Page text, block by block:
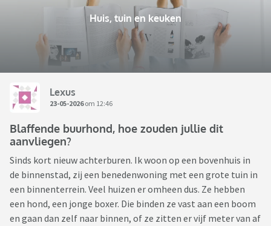
Huis, tuin en keuken
Lexus
23-05-2026om 12:46
Blaffende buurhond, hoe zouden jullie dit
aanvliegen?
Sinds kort nieuw achterburen. Ik woon op een bovenhuis in
de binnenstad, zij een benedenwoning met een grote tuin in
een binnenterrein. Veel huizen er omheen dus. Ze hebben
een hond, een jonge boxer. Die binden ze vast aan een boom
en gaan dan zelf naar binnen, of ze zitten er vijf meter van af